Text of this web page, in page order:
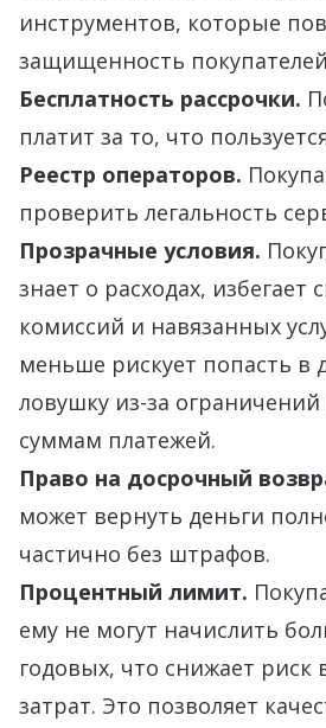
инструментов, которые
защищенность
Бесплатность рассрочки.
платит за то, что
Реестр операторов.
проверить легальность
Прозрачные условия.
знает о расходах, избегает
комиссий и навязанных
меньше рискует попасть в
ловушку из-за
суммам платежей.
Право на досрочный
может вернуть деньги
частично без штрафов.
Процентный лимит.
ему не могут начислить
годовых, что снижает риск
затрат. Это позволяет